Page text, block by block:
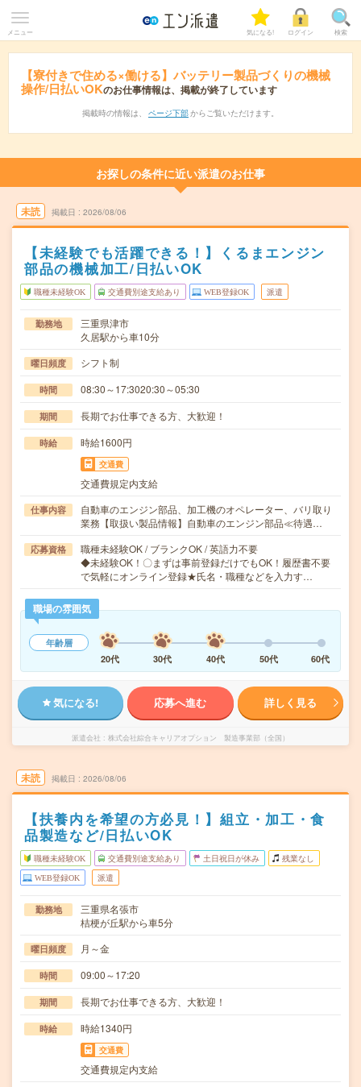
メニュー 気になる! ログイン 検索
【寮付きで住める×働ける】バッテリー製品づくりの機械
操作/日払いOKのお仕事情報は、掲載が終了しています
掲載時の情報は、 ページ下部 からご覧いただけます。
お探しの条件に近い派遣のお仕事
未読 掲載日 2026/08/06
【未経験でも活躍できる！】くるまエンジン
部品の機械加工/日払いOK
職種未経験OK 交通費別途支給あり WEB登録OK 派遣
勤務地
三重県津市
久居駅から車10分
曜日頻度 シフト制
時間 08:30～17:3020:30～05:30
期間 長期でお仕事できる方、大歓迎！
時給 時給1600円
交通費
交通費規定内支給
仕事内容
自動車のエンジン部品、加工機のオペレーター、バリ取り
業務【取扱い製品情報】自動車のエンジン部品≪待遇…
応募資格
職種未経験OK / ブランクOK / 英語力不要
◆未経験OK！〇まずは事前登録だけでもOK！履歴書不要
で気軽にオンライン登録★氏名・職種などを入力す…
職場の雰囲気
年齢層
20代
30代 40代 50代 60代
気になる! 応募へ進む 詳しく見る
派遣会社 株式会社綜合キャリアオプション 製造事業部（全国）
未読 掲載日 2026/08/06
【扶養内を希望の方必見！】組立・加工・食
品製造など/日払いOK
職種未経験OK 交通費別途支給あり 土日祝日が休み 残業なし
WEB登録OK 派遣
勤務地
三重県名張市
桔梗が丘駅から車5分
曜日頻度 月～金
時間 09:00～17:20
期間 長期でお仕事できる方、大歓迎！
時給 時給1340円
交通費
交通費規定内支給